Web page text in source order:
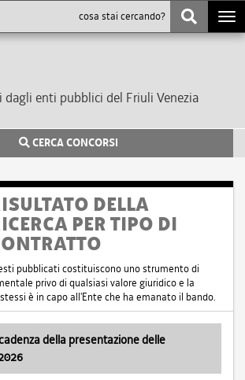
enti pubblici del Friuli Venezia
CERCA CONCORSI
DELLA
PER TIPO DI
pubblicati costituiscono uno strumento di
privo di qualsiasi valore giuridico e la
è in capo all'Ente che ha emanato il bando.
della presentazione delle